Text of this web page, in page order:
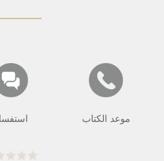
موعد الكتاب